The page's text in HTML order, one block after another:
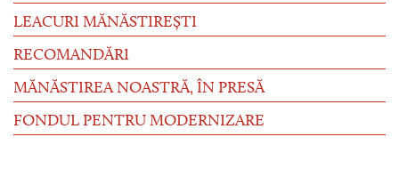
LEACURI MĂNĂSTIREȘTI
RECOMANDĂRI
MĂNĂSTIREA NOASTRĂ, ÎN PRESĂ
FONDUL PENTRU MODERNIZARE